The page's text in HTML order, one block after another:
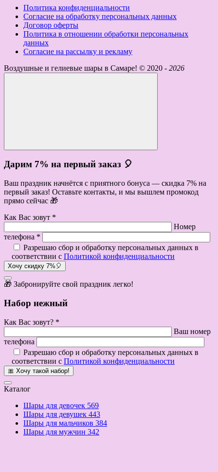
Политика конфиденциальности
Согласие на обработку персональных данных
Договор оферты
Политика в отношении обработки персональных
данных
Согласие на рассылку и рекламу
Воздушные и гелиевые шары в Самаре! © 2020 - 2026
Дарим 7% на первый заказ 🎈
Ваш праздник начнётся с приятного бонуса — скидка 7% на
первый заказ! Оставьте контакты, и мы вышлем промокод
прямо сейчас 🎁
Как Вас зовут *
Номер
телефона *
Разрешаю сбор и обработку персональных данных в
соответствии с Политикой конфиденциальности
Хочу скидку 7%🎈
🎁 Забронируйте свой праздник легко!
Набор нежный
Как Вас зовут? *
Ваш номер
телефона
Разрешаю сбор и обработку персональных данных в
соответствии с Политикой конфиденциальности
🎀 Хочу такой набор!
Каталог
Шары для девочек 569
Шары для девушек 443
Шары для мальчиков 384
Шары для мужчин 342